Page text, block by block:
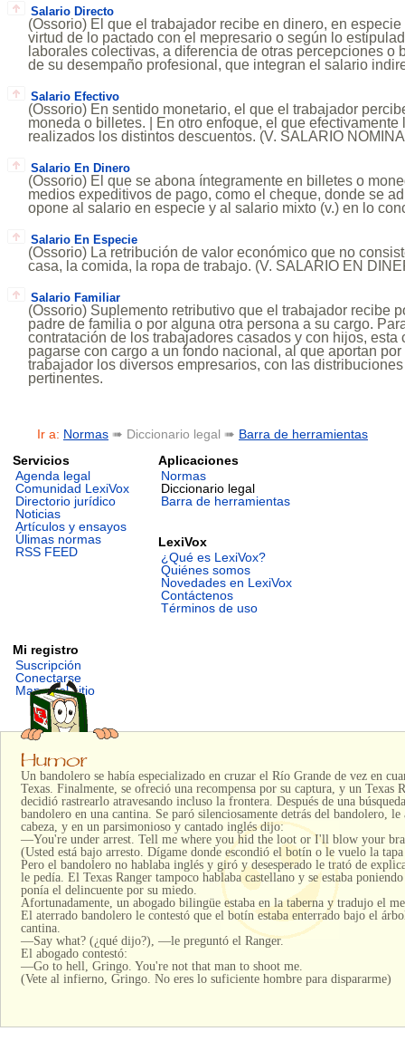
Salario Directo
(Ossorio) El que el trabajador recibe en dinero, en
virtud de lo pactado con el mepresario o según lo
laborales colectivas, a diferencia de otras percepciones o
de su desempaño profesional, que integran el salario
Salario Efectivo
(Ossorio) En sentido monetario, el que el trabajador
moneda o billetes. | En otro enfoque, el que efectivamente
realizados los distintos descuentos. (V. SALARIO
Salario En Dinero
(Ossorio) El que se abona íntegramente en billetes o
medios expeditivos de pago, como el cheque, donde se
opone al salario en especie y al salario mixto (v.) en lo
Salario En Especie
(Ossorio) La retribución de valor económico que no
casa, la comida, la ropa de trabajo. (V. SALARIO EN
Salario Familiar
(Ossorio) Suplemento retributivo que el trabajador recibe
padre de familia o por alguna otra persona a su cargo.
contratación de los trabajadores casados y con hijos, esta
pagarse con cargo a un fondo nacional, al que aportan
trabajador los diversos empresarios, con las
pertinentes.
Ir a: Normas ➠ Diccionario legal ➠ Barra de herramientas
Servicios
Agenda legal
Comunidad LexiVox
Directorio jurídico
Noticias
Artículos y ensayos
Úlimas normas
RSS FEED
Aplicaciones
Normas
Diccionario legal
Barra de herramientas
LexiVox
¿Qué es LexiVox?
Quiénes somos
Novedades en LexiVox
Contáctenos
Términos de uso
Mi registro
Suscripción
Conectarse
Mapa del sitio
Un bandolero se había especializado en cruzar el Río Grande de vez en
Texas. Finalmente, se ofreció una recompensa por su captura, y un Texas
decidió rastrearlo atravesando incluso la frontera. Después de una
bandolero en una cantina. Se paró silenciosamente detrás del bandolero,
cabeza, y en un parsimonioso y cantado inglés dijo:
—You're under arrest. Tell me where you hid the loot or I'll blow your
(Usted está bajo arresto. Dígame donde escondió el botín o le vuelo la tapa
Pero el bandolero no hablaba inglés y giró y desesperado le trató de
le pedía. El Texas Ranger tampoco hablaba castellano y se estaba
ponía el delincuente por su miedo.
Afortunadamente, un abogado bilingüe estaba en la taberna y tradujo el
El aterrado bandolero le contestó que el botín estaba enterrado bajo el
cantina.
—Say what? (¿qué dijo?), —le preguntó el Ranger.
El abogado contestó:
—Go to hell, Gringo. You're not that man to shoot me.
(Vete al infierno, Gringo. No eres lo suficiente hombre para dispararme)